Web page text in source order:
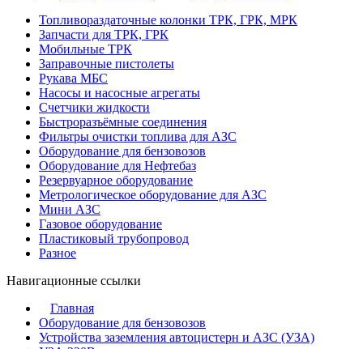
Топливораздаточные колонки ТРК, ГРК, МРК
Запчасти для ТРК, ГРК
Мобильные ТРК
Заправочные пистолеты
Рукава МБС
Насосы и насосные агрегаты
Счетчики жидкости
Быстроразъёмные соединения
Фильтры очистки топлива для АЗС
Оборудование для бензовозов
Оборудование для Нефтебаз
Резервуарное оборудование
Метрологическое оборудование для АЗС
Мини АЗС
Газовое оборудование
Пластиковый трубопровод
Разное
Навигационные ссылки
Главная
Оборудование для бензовозов
Устройства заземления автоцистерн и АЗС (УЗА)